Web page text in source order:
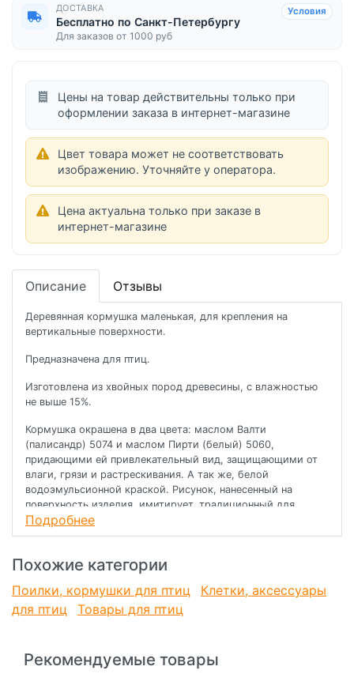
ДОСТАВКА
Бесплатно по Санкт-Петербургу
Для заказов от 1000 руб
Условия
Цены на товар действительны только при
оформлении заказа в интернет-магазине
Цвет товара может не соответствовать
изображению. Уточняйте у оператора.
Цена актуальна только при заказе в
интернет-магазине
Описание Отзывы
Деревянная кормушка маленькая, для крепления на
вертикальные поверхности.
Предназначена для птиц.
Изготовлена из хвойных пород древесины, с влажностью
не выше 15%.
Кормушка окрашена в два цвета: маслом Валти
(палисандр) 5074 и маслом Пирти (белый) 5060,
придающими ей привлекательный вид, защищающими от
влаги, грязи и растрескивания. А так же, белой
водоэмульсионной краской. Рисунок, нанесенный на
поверхность изделия, имитирует, традиционный для
Северной Европы, фахверковый дом.
С-40 сланец зеленый и имеет 2 петли - для подвешивания.
При производстве используется клей ПВА.
Изделие поставляется в индивидуальной упаковке из
Подробнее
Похожие категории
Поилки, кормушки для птиц
Клетки, аксессуары
для птиц
Товары для птиц
Рекомендуемые товары